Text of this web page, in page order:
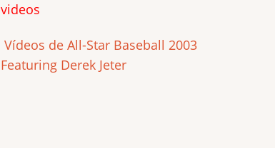
videos
Vídeos de All-Star Baseball 2003
Featuring Derek Jeter